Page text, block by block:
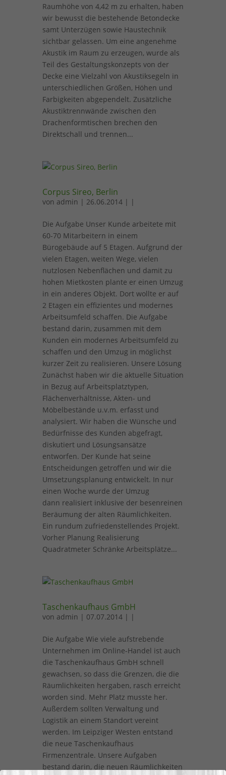
Raumhöhe von 4,42 m zu erhalten, haben
wir bewusst die bestehende Betondecke
samt Unterzügen sowie Haustechnik
sichtbar gelassen. Um eine angenehme
Akustik im Raum zu erzeugen, wurde als
Teil des Gestaltungskonzepts von der
Decke eine Vielzahl von Akustiksegeln in
unterschiedlichen Größen, Höhen und
Farbigkeiten abgependelt. Zusätzliche
Akustiktrennwände zwischen den
Drachenformtischen brechen den
Direktschall und trennen...
Corpus Sireo, Berlin
von admin | 26.06.2014 | |
Die Aufgabe Unser Kunde arbeitete mit
60-70 Mitarbeitern in einem
Bürogebäude auf 5 Etagen. Aufgrund der
vielen Etagen, weiten Wege, vielen
nutzlosen Nebenflächen und damit zu
hohen Mietkosten plante er einen Umzug
in ein anderes Objekt. Dort wollte er auf
2 Etagen ein effizientes und modernes
Arbeitsumfeld schaffen. Die Aufgabe
bestand darin, zusammen mit dem
Kunden ein modernes Arbeitsumfeld zu
schaffen und den Umzug in möglichst
kurzer Zeit zu realisieren. Unsere Lösung
Zunächst haben wir die aktuelle Situation
in Bezug auf Arbeitsplatztypen,
Flächenverhältnisse, Akten- und
Möbelbestände u.v.m. erfasst und
analysiert. Wir haben die Wünsche und
Bedürfnisse des Kunden abgefragt,
diskutiert und Lösungsansätze
entworfen. Der Kunde hat seine
Entscheidungen getroffen und wir die
Umsetzungsplanung entwickelt. In nur
einen Woche wurde der Umzug
dann realisiert inklusive der besenreinen
Beräumung der alten Räumlichkeiten.
Ein rundum zufriedenstellendes Projekt.
Vorher Planung Realisierung
Quadratmeter Schränke Arbeitsplätze...
Taschenkaufhaus GmbH
von admin | 07.07.2014 | |
Die Aufgabe Wie viele aufstrebende
Unternehmen im Online-Handel ist auch
die Taschenkaufhaus GmbH schnell
gewachsen, so dass die Grenzen, die die
Räumlichkeiten hergaben, rasch erreicht
worden sind. Mehr Platz musste her.
Außerdem sollten Verwaltung und
Logistik an einem Standort vereint
werden. Im Leipziger Westen entstand
die neue Taschenkaufhaus
Firmenzentrale. Unsere Aufgaben
bestand darin, die neuen Räumlichkeiten